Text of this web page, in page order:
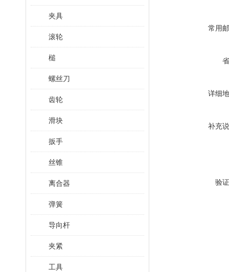
夹具
滚轮
槌
螺丝刀
齿轮
滑块
扳手
丝锥
离合器
弹簧
导向杆
夹紧
工具
常用
详细
补充
验